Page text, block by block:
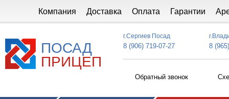
Компания Доставка Оплата Гарантии
ПОСАД
ПРИЦЕП
г.Сергиев Посад
8 (906) 719-07-27 8
Обратный звонок